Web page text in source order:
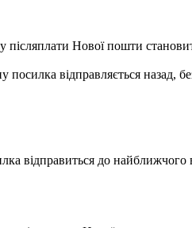
післяплати Нової пошти
посилка відправляється назад,
відправиться до